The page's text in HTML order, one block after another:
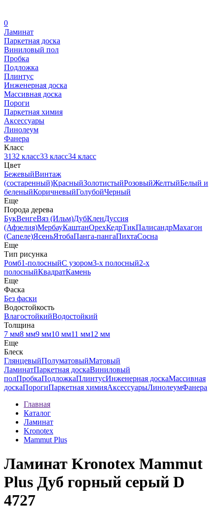
0
Ламинат
Паркетная доска
Виниловый пол
Пробка
Подложка
Плинтус
Инженерная доска
Массивная доска
Пороги
Паркетная химия
Аксессуары
Линолеум
Фанера
Класс
3132 класс33 класс34 класс
Цвет
БежевыйВинтаж
(состаренный)КрасныйЗолотистыйРозовыйЖелтыйБелый и
беленыйКоричневыйГолубойЧерный
Еще
Порода дерева
БукВенгеВяз (Ильм)ДубКленДуссия
(Афзелия)МербауКаштанОрехКедрТикПалисандрМахагон
(Сапеле)ЯсеньЯтобаПанга-пангаПихтаСосна
Еще
Тип рисунка
Ромб1-полосныйС узором3-х полосный2-х
полосныйКвадратКамень
Еще
Фаска
Без фаски
Водостойкость
ВлагостойкийВодостойкий
Толщина
7 мм8 мм9 мм10 мм11 мм12 мм
Еще
Блеск
ГлянцевыйПолуматовыйМатовый
ЛаминатПаркетная доскаВиниловый
полПробкаПодложкаПлинтусИнженерная доскаМассивная
доскаПорогиПаркетная химияАксессуарыЛинолеумФанера
Главная
Каталог
Ламинат
Kronotex
Mammut Plus
Ламинат Kronotex Mammut
Plus Дуб горный серый D
4727